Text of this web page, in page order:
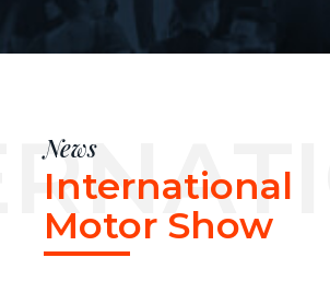
News
International
Motor Show